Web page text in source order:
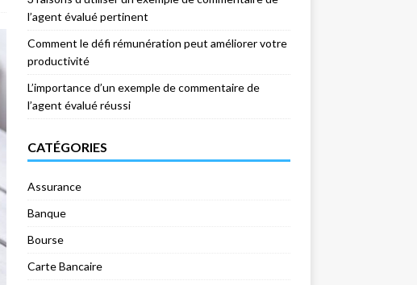
l’agent évalué pertinent
Comment le défi rémunération peut améliorer votre
productivité
L’importance d’un exemple de commentaire de
l’agent évalué réussi
CATÉGORIES
Assurance
Banque
Bourse
Carte Bancaire